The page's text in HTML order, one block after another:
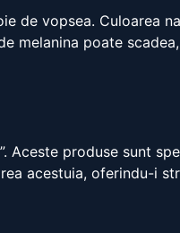
de vopsea. Culoarea
melanina poate
Aceste produse sunt
acestuia, oferindu-i